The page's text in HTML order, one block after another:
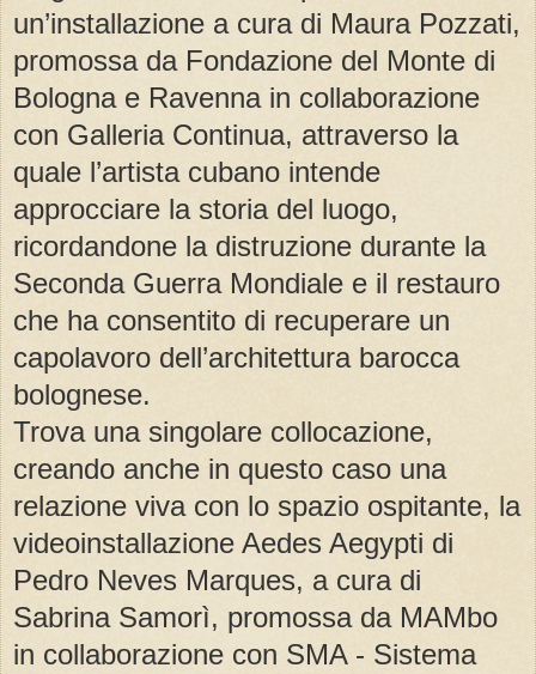
un’installazione a cura di Maura Pozzati,
promossa da Fondazione del Monte di
Bologna e Ravenna in collaborazione
con Galleria Continua, attraverso la
quale l’artista cubano intende
approcciare la storia del luogo,
ricordandone la distruzione durante la
Seconda Guerra Mondiale e il restauro
che ha consentito di recuperare un
capolavoro dell’architettura barocca
bolognese.
Trova una singolare collocazione,
creando anche in questo caso una
relazione viva con lo spazio ospitante, la
videoinstallazione Aedes Aegypti di
Pedro Neves Marques, a cura di
Sabrina Samorì, promossa da MAMbo
in collaborazione con SMA - Sistema